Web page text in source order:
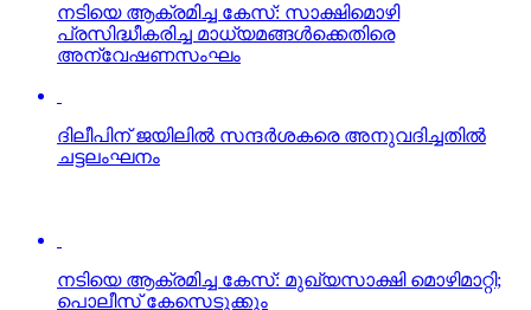
നടിയെ ആക്രമിച്ച കേസ്: സാക്ഷിമൊഴി
പ്രസിദ്ധീകരിച്ച മാധ്യമങ്ങള്‍ക്കെതിരെ
അന്വേഷണസംഘം
ദിലീപിന് ജയിലില്‍ സന്ദര്‍ശകരെ അനുവദിച്ചതില്‍
ചട്ടലംഘനം
ദിലീപ് ഒന്നാം പ്രതിയാകാനുള്ള കാരണങ്ങള്‍ ഇതാണ്